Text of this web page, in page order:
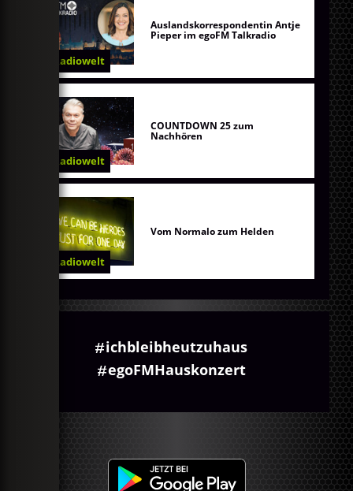
Radiowelt
Auslandskorrespondentin Antje
Pieper im egoFM Talkradio
Radiowelt
COUNTDOWN 25 zum
Nachhören
Radiowelt
Vom Normalo zum Helden
ichbleibheutzuhaus
egoFMHauskonzert